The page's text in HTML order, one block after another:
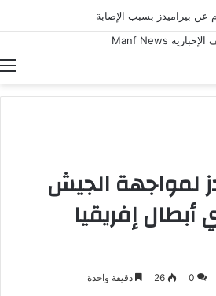
لمواجهة الجيش
إفريقيا
0
26 دقيقة واحدة